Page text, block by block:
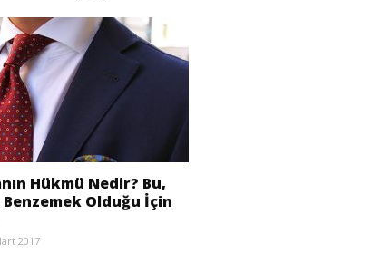
Hükmü Nedir? Bu,
Olduğu İçin
2017